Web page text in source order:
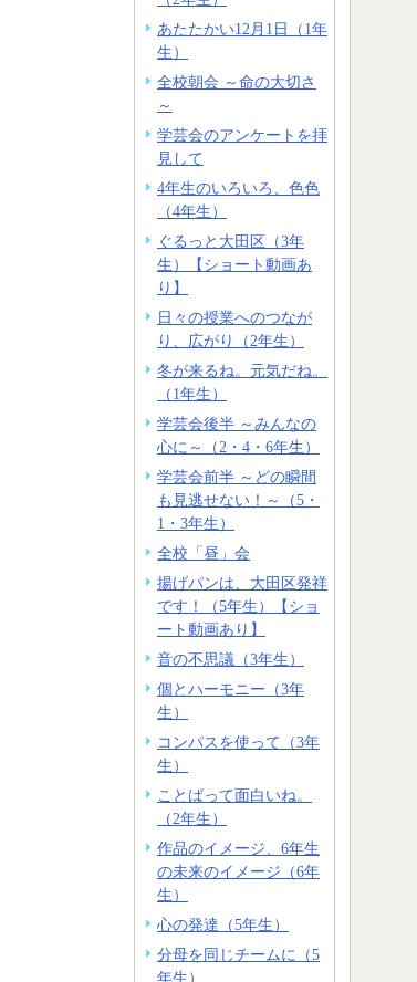
あたたかい12月1日（1年
生）
全校朝会 ～命の大切さ
～
学芸会のアンケートを拝
見して
4年生のいろいろ、色色
（4年生）
ぐるっと大田区（3年
生）【ショート動画あ
り】
日々の授業へのつなが
り、広がり（2年生）
冬が来るね。元気だね。
（1年生）
学芸会後半 ～みんなの
心に～（2・4・6年生）
学芸会前半 ～どの瞬間
も見逃せない！～（5・
1・3年生）
全校「昼」会
揚げパンは、大田区発祥
です！（5年生）【ショ
ート動画あり】
音の不思議（3年生）
個とハーモニー（3年
生）
コンパスを使って（3年
生）
ことばって面白いね。
（2年生）
作品のイメージ、6年生
の未来のイメージ（6年
生）
心の発達（5年生）
分母を同じチームに（5
年生）